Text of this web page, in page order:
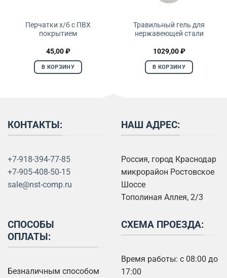
Перчатки х/б с ПВХ
покрытием
45,00₽
В КОРЗИНУ
Травильный гель для
нержавеющей стали
1029,00₽
В КОРЗИНУ
КОНТАКТЫ:
+7-918-394-77-85
+7-905-408-50-15
sale@nst-comp.ru
НАШ АДРЕС:
Россия, город Краснодар
микрорайон Ростовское
Шоссе
Тополиная Аллея, 2/3
СПОСОБЫ
ОПЛАТЫ:
Безналичным способом
СХЕМА ПРОЕЗДА:
Время работы: с 08:00 до
17:00